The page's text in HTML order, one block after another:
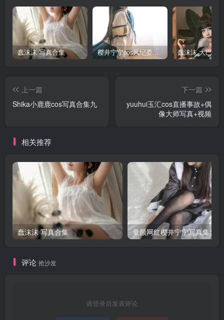
蠢沫沫 写真合集 樱井宁宁cos风纪委员写真套图
上一篇
Shika小鹿鹿cos写真合集九
下一篇
yuuhui玉汇cos直播事故+偶
像大师写真+视频
相关推荐
蠢沫沫 写真合集 童颜网红樱井宁宁写真集套图
评论 抢沙发
请登录后发表评论